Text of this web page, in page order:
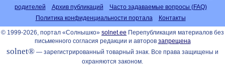
родителей
Архив публикаций
Часто задаваемые вопросы (FAQ)
Политика конфиденциальности портала
Контакты
© 1999-2026, портал «Солнышко» solnet.ee Перепубликация материалов без
письменного согласия редакции и авторов запрещена
solnet® — зарегистрированный товарный знак. Все права защищены и
охраняются законом.